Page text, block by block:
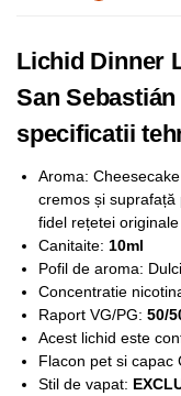
Lichid Dinner
San
specificatii
Aroma:
cremos și suprafață
fidel rețetei
Canitaite: 10ml
Pofil de aroma:
Concentratie
Raport VG/PG: 50/
Acest lichid este
Flacon pet si capac
Stil de vapat: